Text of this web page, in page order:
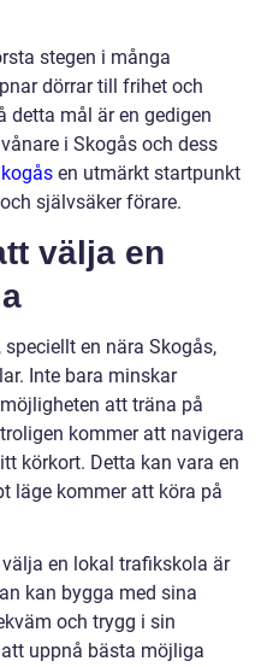
stegen i många
dörrar till frihet och
detta mål är en gedigen
i Skogås och dess
en utmärkt startpunkt
självsäker förare.
välja en
en nära Skogås,
Inte bara minskar
att träna på
kommer att navigera
körkort. Detta kan vara en
läge kommer att köra på
en lokal trafikskola är
kan bygga med sina
och trygg i sin
uppnå bästa möjliga